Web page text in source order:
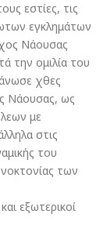
εστίες, τις
εγκλημάτων
Νάουσας
την ομιλία του
χθες
Νάουσας, ως
με
στις
του
των